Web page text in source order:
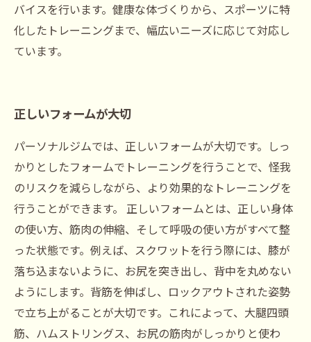
バイスを行います。健康な体づくりから、スポーツに特
化したトレーニングまで、幅広いニーズに応じて対応し
ています。
正しいフォームが大切
パーソナルジムでは、正しいフォームが大切です。しっ
かりとしたフォームでトレーニングを行うことで、怪我
のリスクを減らしながら、より効果的なトレーニングを
行うことができます。 正しいフォームとは、正しい身体
の使い方、筋肉の伸縮、そして呼吸の使い方がすべて整
った状態です。例えば、スクワットを行う際には、膝が
落ち込まないように、お尻を突き出し、背中を丸めない
ようにします。背筋を伸ばし、ロックアウトされた姿勢
で立ち上がることが大切です。これによって、大腿四頭
筋、ハムストリングス、お尻の筋肉がしっかりと使わ